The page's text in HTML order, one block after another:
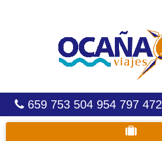
659 753 504 954 797 472